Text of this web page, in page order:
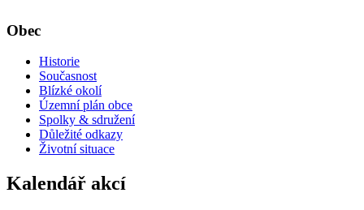
Obec
Historie
Současnost
Blízké okolí
Územní plán obce
Spolky & sdružení
Důležité odkazy
Životní situace
Kalendář akcí